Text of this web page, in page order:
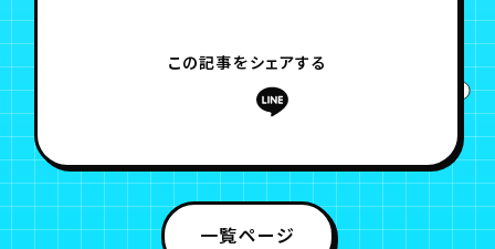
この記事をシェアする
一覧ページ